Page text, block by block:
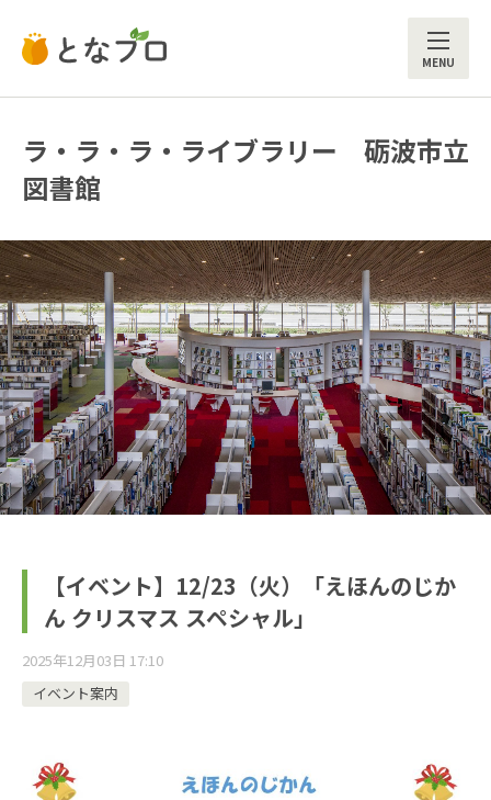
ラ・ラ・ラ・ライブラリー 砺波市立
図書館
【イベント】12/23（火）「えほんのじか
ん クリスマス スペシャル」
2025年12月03日 17:10
イベント案内